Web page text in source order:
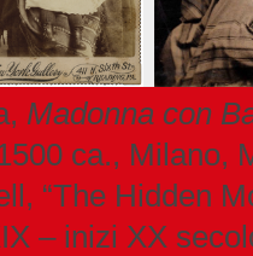
Madonna con
ca., Milano,
“The Hidden
– inizi XX